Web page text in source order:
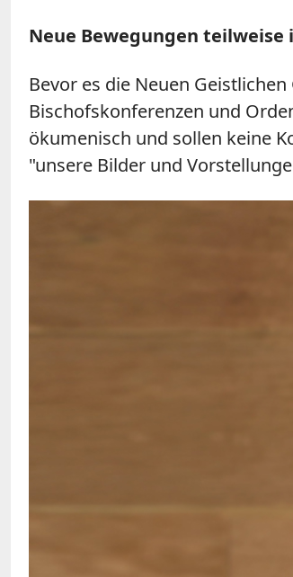
Neue Bewegungen
Bevor es die Neuen
Bischofskonferenzen und
ökumenisch und sollen keine
"unsere Bilder und